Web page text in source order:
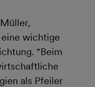
wichtige
"Beim
als Pfeiler